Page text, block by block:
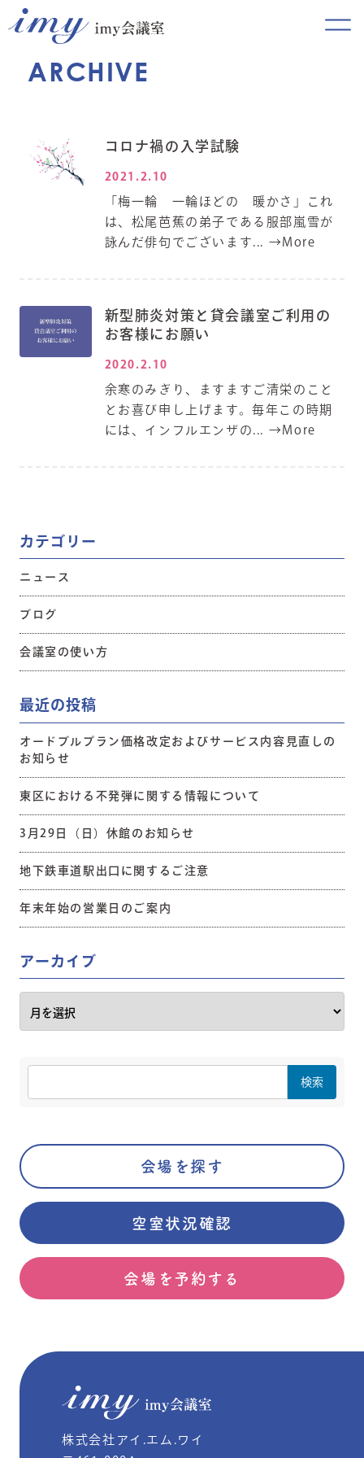
ARCHIVE
コロナ禍の入学試験
2021.2.10
「梅一輪 一輪ほどの 暖かさ」これ
は、松尾芭蕉の弟子である服部嵐雪が
詠んだ俳句でございます... →More
新型肺炎対策と貸会議室ご利用の
お客様にお願い
2020.2.10
余寒のみぎり、ますますご清栄のこと
とお喜び申し上げます。毎年この時期
には、インフルエンザの... →More
カテゴリー
ニュース
ブログ
会議室の使い方
最近の投稿
オードブルプラン価格改定およびサービス内容見直しの
お知らせ
東区における不発弾に関する情報について
3月29日（日）休館のお知らせ
地下鉄車道駅出口に関するご注意
年末年始の営業日のご案内
アーカイブ
会場を探す
空室状況確認
会場を予約する
株式会社アイ.エム.ワイ